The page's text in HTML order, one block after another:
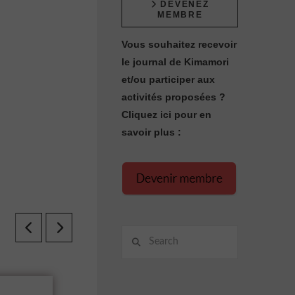
DEVENEZ
MEMBRE
Vous souhaitez recevoir
le journal de Kimamori
et/ou participer aux
activités proposées ?
Cliquez ici pour en
savoir plus :